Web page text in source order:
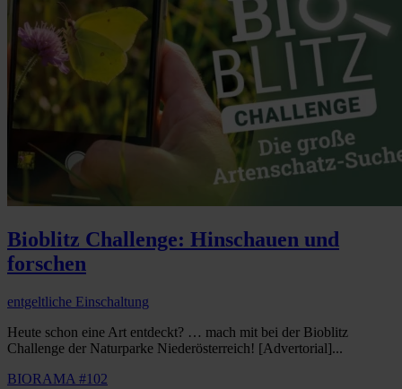
Bioblitz Challenge: Hinschauen und
forschen
entgeltliche Einschaltung
Heute schon eine Art entdeckt? … mach mit bei der Bioblitz
Challenge der Naturparke Niederösterreich! [Advertorial]...
BIORAMA #102